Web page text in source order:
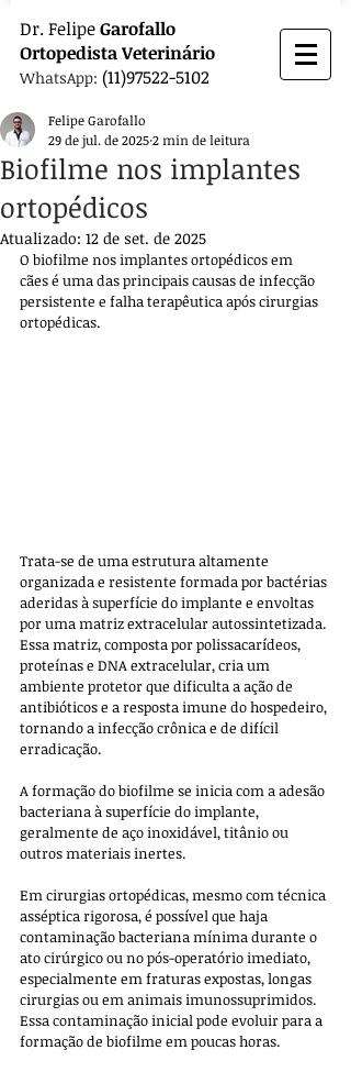
Dr. FelipeGarofallo
OrtopedistaVeterinário
WhatsApp: (11)97522-5102
Biofilme nos implantes
ortopédicos
Felipe Garofallo
29 de jul. de 20252 min de leitura
Atualizado: 12 de set. de 2025
O biofilme nos implantes ortopédicos em
cães é uma das principais causas de infecção
persistente e falha terapêutica após cirurgias
ortopédicas.
Trata-se de uma estrutura altamente
organizada e resistente formada por bactérias
aderidas à superfície do implante e envoltas
por uma matriz extracelular autossintetizada.
Essa matriz, composta por polissacarídeos,
proteínas e DNA extracelular, cria um
ambiente protetor que dificulta a ação de
antibióticos e a resposta imune do hospedeiro,
tornando a infecção crônica e de difícil
erradicação.
A formação do biofilme se inicia com a adesão
bacteriana à superfície do implante,
geralmente de aço inoxidável, titânio ou
outros materiais inertes.
Em cirurgias ortopédicas, mesmo com técnica
asséptica rigorosa, é possível que haja
contaminação bacteriana mínima durante o
ato cirúrgico ou no pós-operatório imediato,
especialmente em fraturas expostas, longas
cirurgias ou em animais imunossuprimidos.
Essa contaminação inicial pode evoluir para a
formação de biofilme em poucas horas.